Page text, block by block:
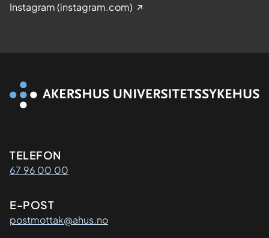
Instagram (instagram.com)
Kontaktinformasjon
TELEFON
67 96 00 00
E-POST
postmottak@ahus.no